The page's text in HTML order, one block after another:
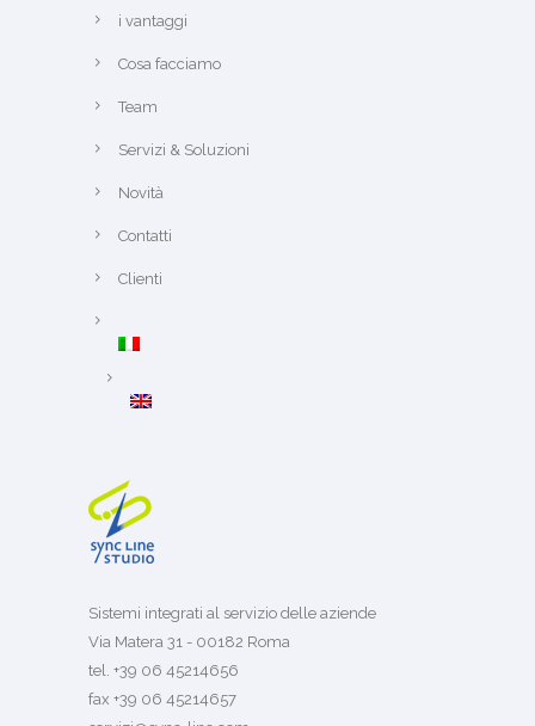
i vantaggi
Cosa facciamo
Team
Servizi & Soluzioni
Novità
Contatti
Clienti
Sistemi integrati al servizio delle aziende
Via Matera 31 - 00182 Roma
tel. +39 06 45214656
fax +39 06 45214657